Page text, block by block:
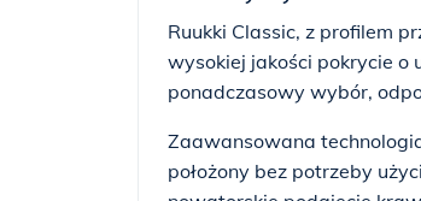
Ruukki Classic, z profilem
wysokiej jakości pokrycie o
ponadczasowy wybór,
Zaawansowana
położony bez potrzeby